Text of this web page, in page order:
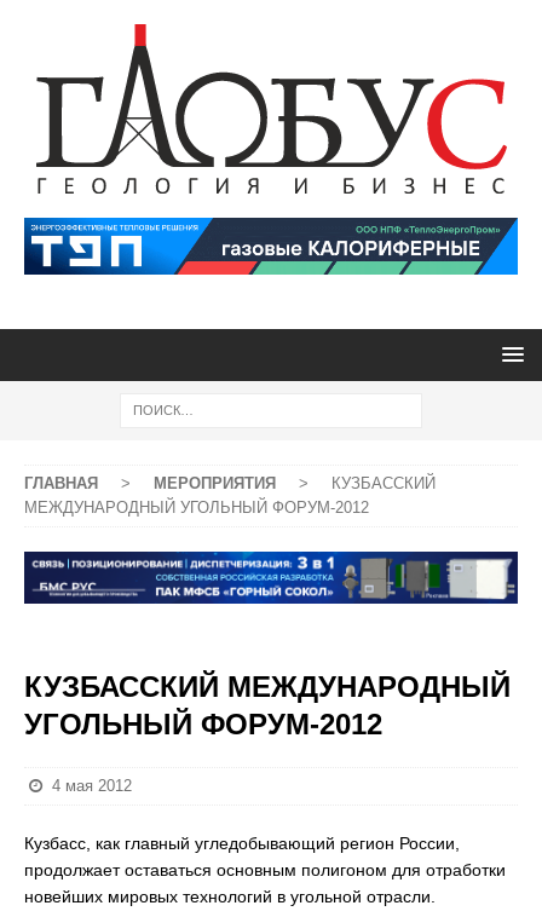
ГЛАВНАЯ > МЕРОПРИЯТИЯ >
КУЗБАССКИЙ
МЕЖДУНАРОДНЫЙ УГОЛЬНЫЙ ФОРУМ-2012
КУЗБАССКИЙ МЕЖДУНАРОДНЫЙ
УГОЛЬНЫЙ ФОРУМ-2012
4 мая 2012
Кузбасс, как главный угледобывающий регион России,
продолжает оставаться основным полигоном для отработки
новейших мировых технологий в угольной отрасли.